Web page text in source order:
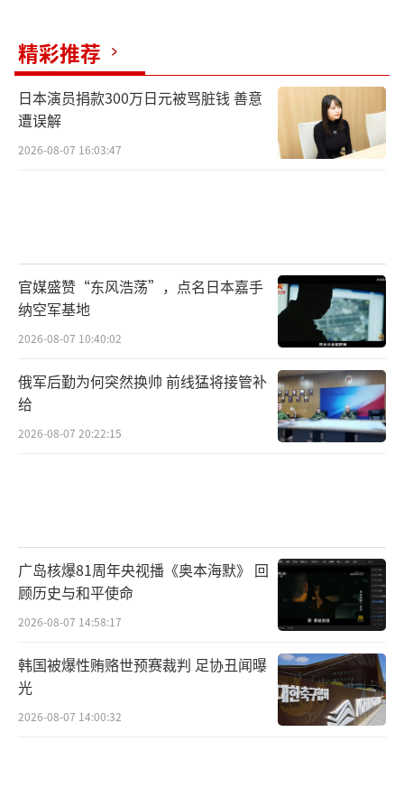
精彩推荐
日本演员捐款300万日元被骂脏钱 善意
遭误解
2026-08-07 16:03:47
官媒盛赞“东风浩荡”，点名日本嘉手
纳空军基地
2026-08-07 10:40:02
俄军后勤为何突然换帅 前线猛将接管补
给
2026-08-07 20:22:15
广岛核爆81周年央视播《奥本海默》 回
顾历史与和平使命
2026-08-07 14:58:17
韩国被爆性贿赂世预赛裁判 足协丑闻曝
光
2026-08-07 14:00:32